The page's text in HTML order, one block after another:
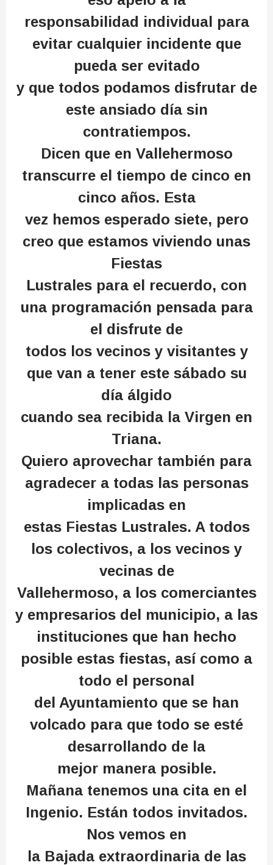
responsabilidad individual para
evitar cualquier incidente que
pueda ser evitado
y que todos podamos disfrutar de
este ansiado día sin
contratiempos.
Dicen que en Vallehermoso
transcurre el tiempo de cinco en
cinco años. Esta
vez hemos esperado siete, pero
creo que estamos viviendo unas
Fiestas
Lustrales para el recuerdo, con
una programación pensada para
el disfrute de
todos los vecinos y visitantes y
que van a tener este sábado su
día álgido
cuando sea recibida la Virgen en
Triana.
Quiero aprovechar también para
agradecer a todas las personas
implicadas en
estas Fiestas Lustrales. A todos
los colectivos, a los vecinos y
vecinas de
Vallehermoso, a los comerciantes
y empresarios del municipio, a las
instituciones que han hecho
posible estas fiestas, así como a
todo el personal
del Ayuntamiento que se han
volcado para que todo se esté
desarrollando de la
mejor manera posible.
Mañana tenemos una cita en el
Ingenio. Están todos invitados.
Nos vemos en
la Bajada extraordinaria de las